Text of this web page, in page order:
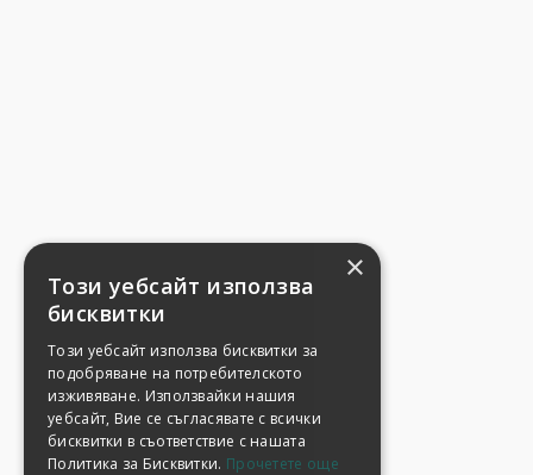
×
Този уебсайт използва
бисквитки
Този уебсайт използва бисквитки за
подобряване на потребителското
изживяване. Използвайки нашия
уебсайт, Вие се съгласявате с всички
бисквитки в съответствие с нашата
Политика за Бисквитки. Прочетете още